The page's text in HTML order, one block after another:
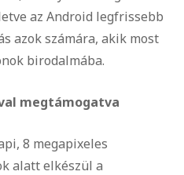
az Android legfrissebb
azok számára, akik most
birodalmába.
megtámogatva
8 megapixeles
alatt elkészül a